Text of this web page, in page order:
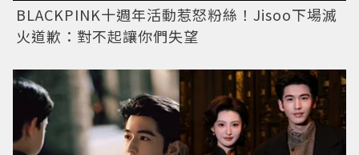
BLACKPINK十週年活動惹怒粉絲！Jisoo下場滅
火道歉：對不起讓你們失望